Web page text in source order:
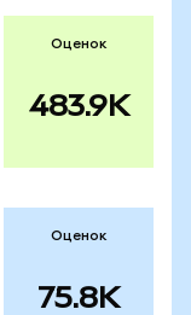
Оценок
483.9K
Оценок
75.8K